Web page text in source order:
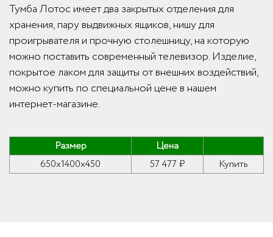
Тумба Лотос имеет два закрытых отделения для
хранения, пару выдвижных ящиков, нишу для
проигрывателя и прочную столешницу, на которую
можно поставить современный телевизор. Изделие,
покрытое лаком для защиты от внешних воздействий,
можно купить по специальной цене в нашем
интернет-магазине.
Размер
Цена
650x1400x450
57 477 ₽ Купить